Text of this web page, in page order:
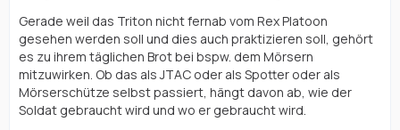
Gerade weil das Triton nicht fernab vom Rex Platoon
gesehen werden soll und dies auch praktizieren soll, gehört
es zu ihrem täglichen Brot bei bspw. dem Mörsern
mitzuwirken. Ob das als JTAC oder als Spotter oder als
Mörserschütze selbst passiert, hängt davon ab, wie der
Soldat gebraucht wird und wo er gebraucht wird.